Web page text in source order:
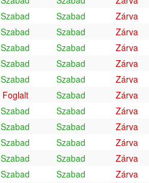
Szabad Szabad
Zárva
Szabad Szabad
Zárva
Szabad Szabad
Zárva
Szabad Szabad
Zárva
Szabad Szabad
Zárva
Foglalt Szabad
Zárva
Szabad Szabad
Zárva
Szabad Szabad
Zárva
Szabad Szabad
Zárva
Szabad Szabad
Zárva
Szabad Szabad Zárva